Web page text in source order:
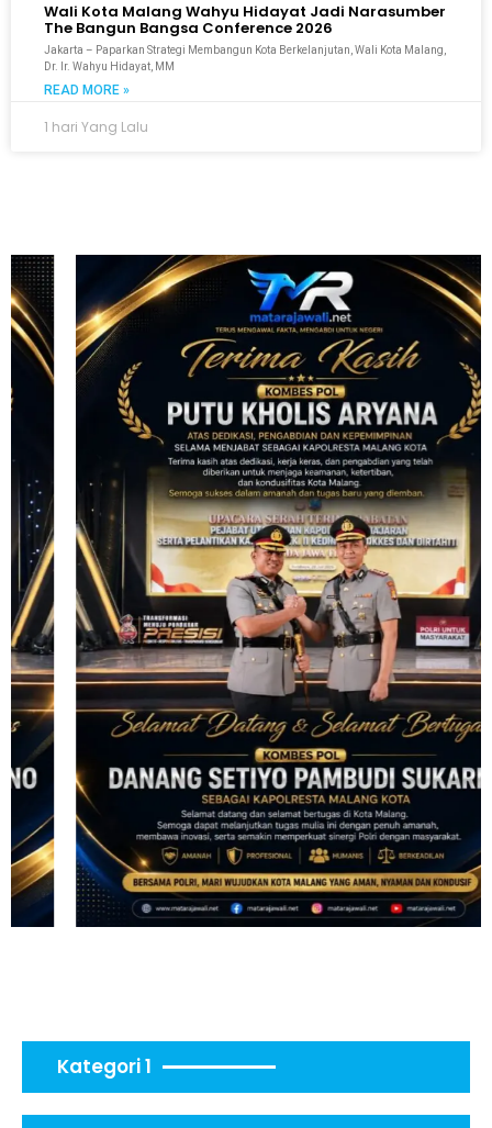
Wali Kota Malang Wahyu Hidayat Jadi Narasumber
The Bangun Bangsa Conference 2026
Jakarta – Paparkan Strategi Membangun Kota Berkelanjutan, Wali Kota Malang,
Dr. Ir. Wahyu Hidayat, MM
READ MORE »
1 hari Yang Lalu
Kategori 1